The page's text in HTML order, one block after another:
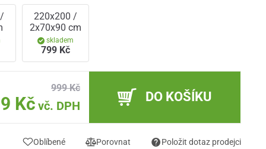
220x200 /
2x70x90 cm
skladem
799 Kč
999 Kč
Kč vč. DPH
DO KOŠÍKU
Oblíbené Porovnat Položit dotaz prodejci